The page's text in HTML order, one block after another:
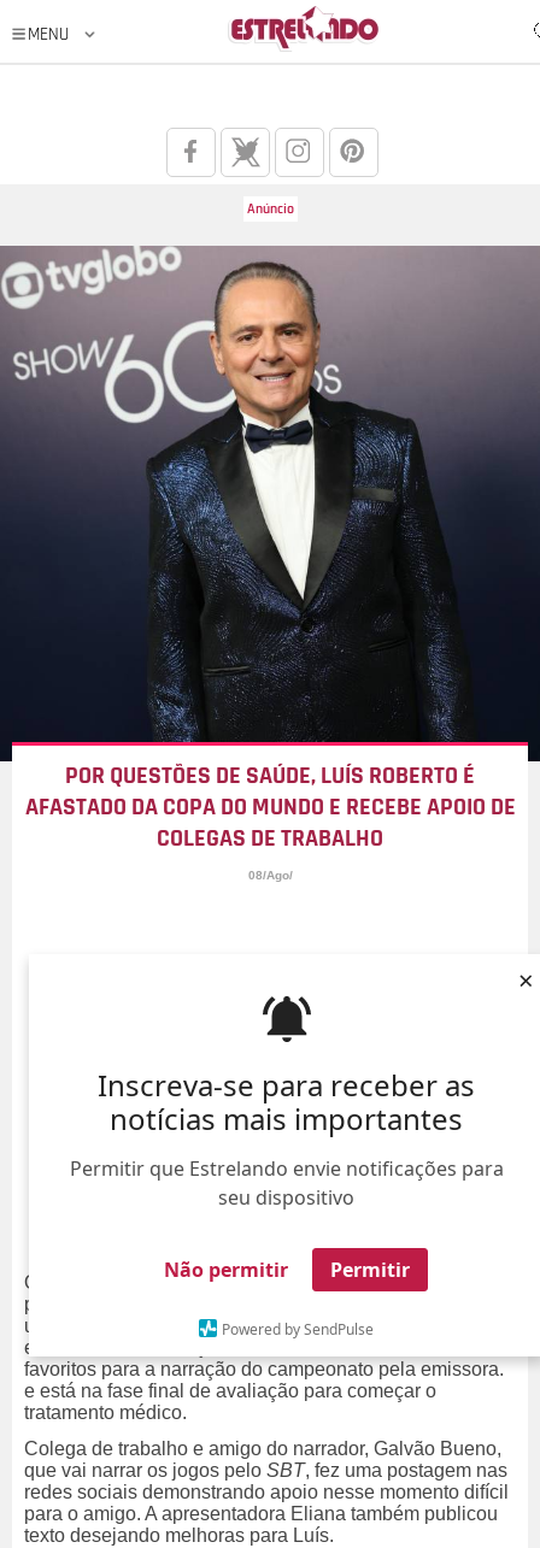
Inscreva-se para receber as
notícias mais importantes
Permitir que Estrelando envie notificações para
seu dispositivo
Não permitir Permitir
Powered by SendPulse
×
POR QUESTÕES DE SAÚDE, LUÍS ROBERTO É
AFASTADO DA COPA DO MUNDO E RECEBE APOIO DE
COLEGAS DE TRABALHO
08/Ago/
O narrador da TV Globo, Luís Roberto, não estará
presente na Copa do Mundo devido a um diagnóstico de
um tumor localizado na região cervical encontrado após
exames de rotina. O jornalista era um dos nomes
favoritos para a narração do campeonato pela emissora.
e está na fase final de avaliação para começar o
tratamento médico.
Colega de trabalho e amigo do narrador, Galvão Bueno,
que vai narrar os jogos pelo SBT, fez uma postagem nas
redes sociais demonstrando apoio nesse momento difícil
para o amigo. A apresentadora Eliana também publicou
texto desejando melhoras para Luís.